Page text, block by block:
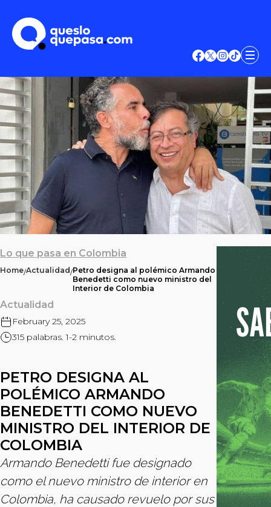
Lo que pasa en Colombia
Home/Actualidad/Petro designa al polémico Armando
Benedetti como nuevo ministro del
Interior de Colombia
Actualidad
February 25, 2025
315 palabras. 1-2 minutos.
PETRO DESIGNA AL
POLÉMICO ARMANDO
BENEDETTI COMO NUEVO
MINISTRO DEL INTERIOR DE
COLOMBIA
Armando Benedetti fue designado
como el nuevo ministro de interior en
Colombia, ha causado revuelo por sus